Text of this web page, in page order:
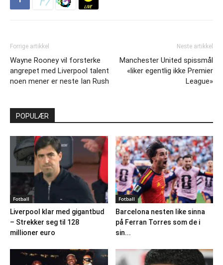
Forrige artikkel
Wayne Rooney vil forsterke
angrepet med Liverpool talent
noen mener er neste Ian Rush
Neste artikkel
Manchester United spissmål
«liker egentlig ikke Premier
League»
POPULÆR
Fotball
Liverpool klar med gigantbud
– Strekker seg til 128
millioner euro
Fotball
Barcelona nesten like sinna
på Ferran Torres som de i
sin...